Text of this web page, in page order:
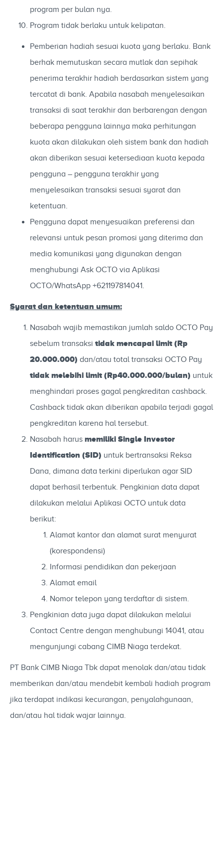
program per bulan nya.
Program tidak berlaku untuk kelipatan.
Pemberian hadiah sesuai kuota yang berlaku. Bank
berhak memutuskan secara mutlak dan sepihak
penerima terakhir hadiah berdasarkan sistem yang
tercatat di bank. Apabila nasabah menyelesaikan
transaksi di saat terakhir dan berbarengan dengan
beberapa pengguna lainnya maka perhitungan
kuota akan dilakukan oleh sistem bank dan hadiah
akan diberikan sesuai ketersediaan kuota kepada
pengguna – pengguna terakhir yang
menyelesaikan transaksi sesuai syarat dan
ketentuan.
Pengguna dapat menyesuaikan preferensi dan
relevansi untuk pesan promosi yang diterima dan
media komunikasi yang digunakan dengan
menghubungi Ask OCTO via Aplikasi
OCTO/WhatsApp +621197814041.
Syarat dan ketentuan umum:
Nasabah wajib memastikan jumlah saldo OCTO Pay
sebelum transaksi tidak mencapai limit (Rp
20.000.000) dan/atau total transaksi OCTO Pay
tidak melebihi limit (Rp40.000.000/bulan) untuk
menghindari proses gagal pengkreditan cashback.
Cashback tidak akan diberikan apabila terjadi gagal
pengkreditan karena hal tersebut.
Nasabah harus memiliki Single Investor
Identification (SID) untuk bertransaksi Reksa
Dana, dimana data terkini diperlukan agar SID
dapat berhasil terbentuk. Pengkinian data dapat
dilakukan melalui Aplikasi OCTO untuk data
berikut:
Alamat kantor dan alamat surat menyurat
(korespondensi)
Informasi pendidikan dan pekerjaan
Alamat email
Nomor telepon yang terdaftar di sistem.
Pengkinian data juga dapat dilakukan melalui
Contact Centre dengan menghubungi 14041, atau
mengunjungi cabang CIMB Niaga terdekat.
PT Bank CIMB Niaga Tbk dapat menolak dan/atau tidak
memberikan dan/atau mendebit kembali hadiah program
jika terdapat indikasi kecurangan, penyalahgunaan,
dan/atau hal tidak wajar lainnya.